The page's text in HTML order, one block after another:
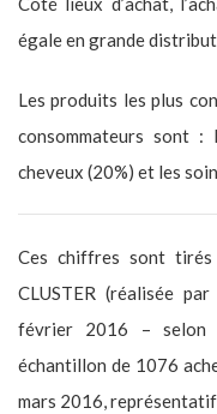
égale en grande
Les produits les plus
consommateurs sont :
cheveux (20%) et les
Ces chiffres sont tirés
CLUSTER (réalisée
février 2016 – selon
échantillon de 1076
mars 2016,